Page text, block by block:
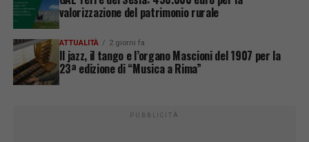
valorizzazione del patrimonio rurale
ATTUALITÀ 2 giorni fa
Il jazz, il tango e l’organo Mascioni del 1907 per la
23ª edizione di “Musica a Rima”
PUBBLICITÀ